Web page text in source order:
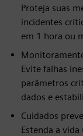
Proteja suas
incidentes
em 1 hora ou
Evite falhas
parâmetros
dados e
Cuidados
Estenda a